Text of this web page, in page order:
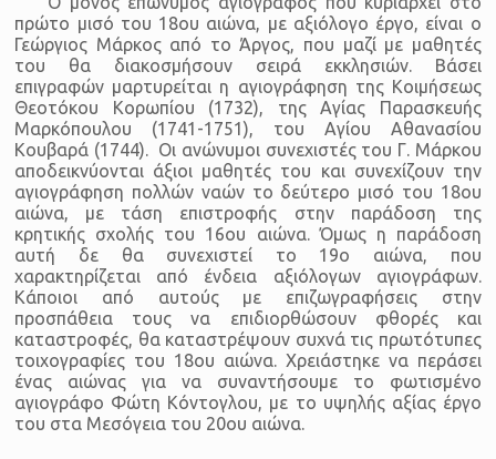
πρώτο μισό του 18ου αιώνα, με αξιόλογο έργο, είναι ο
Γεώργιος Μάρκος από το Άργος, που μαζί με μαθητές
του θα διακοσμήσουν σειρά εκκλησιών. Βάσει
επιγραφών μαρτυρείται η αγιογράφηση της Κοιμήσεως
Θεοτόκου Κορωπίου (1732), της Αγίας Παρασκευής
Μαρκόπουλου (1741-1751), του Αγίου Αθανασίου
Κουβαρά (1744). Οι ανώνυμοι συνεχιστές του Γ. Μάρκου
αποδεικνύονται άξιοι μαθητές του και συνεχίζουν την
αγιογράφηση πολλών ναών το δεύτερο μισό του 18ου
αιώνα, με τάση επιστροφής στην παράδοση της
κρητικής σχολής του 16ου αιώνα. Όμως η παράδοση
αυτή δε θα συνεχιστεί το 19ο αιώνα, που
χαρακτηρίζεται από ένδεια αξιόλογων αγιογράφων.
Κάποιοι από αυτούς με επιζωγραφήσεις στην
προσπάθεια τους να επιδιορθώσουν φθορές και
καταστροφές, θα καταστρέψουν συχνά τις πρωτότυπες
τοιχογραφίες του 18ου αιώνα. Χρειάστηκε να περάσει
ένας αιώνας για να συναντήσουμε το φωτισμένο
αγιογράφο Φώτη Κόντογλου, με το υψηλής αξίας έργο
του στα Μεσόγεια του 20ου αιώνα.